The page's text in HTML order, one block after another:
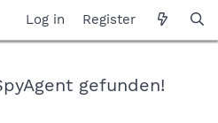
Log in Register
gefunden!